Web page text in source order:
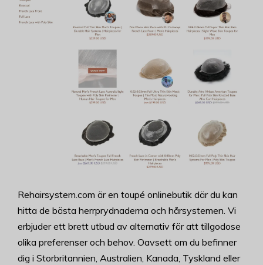
Rehairsystem.com är en toupé onlinebutik där du kan
hitta de bästa herrprydnaderna och hårsystemen. Vi
erbjuder ett brett utbud av alternativ för att tillgodose
olika preferenser och behov. Oavsett om du befinner
dig i Storbritannien, Australien, Kanada, Tyskland eller